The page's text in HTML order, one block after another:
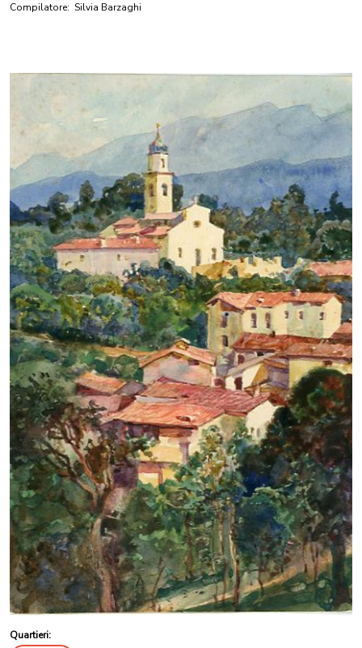
Compilatore: Silvia Barzaghi
Quartieri: